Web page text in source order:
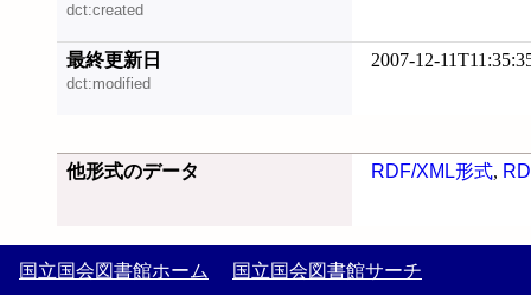
dct:created
最終更新日
dct:modified
2007-12-
他形式のデータ RDF/XML形式,
国立国会図書館ホーム 国立国会図書館サーチ